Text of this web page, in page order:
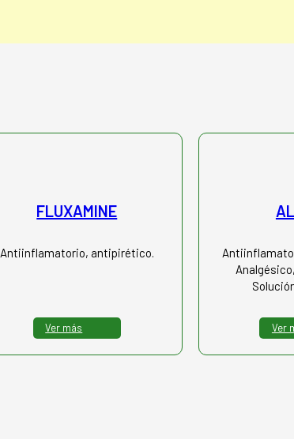
FLUXAMINE
Antiinflamatorio, antipirético.
Ver más Ver